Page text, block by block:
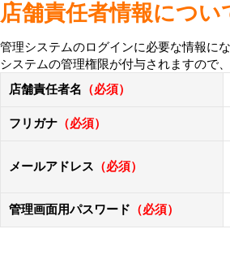
店舗責任者情報につ
管理システムのログインに必要な情報にな
システムの管理権限が付与されますので、
店舗責任者名 （必須）
フリガナ （必須）
メールアドレス （必須）
管理画面用パスワード （必須）